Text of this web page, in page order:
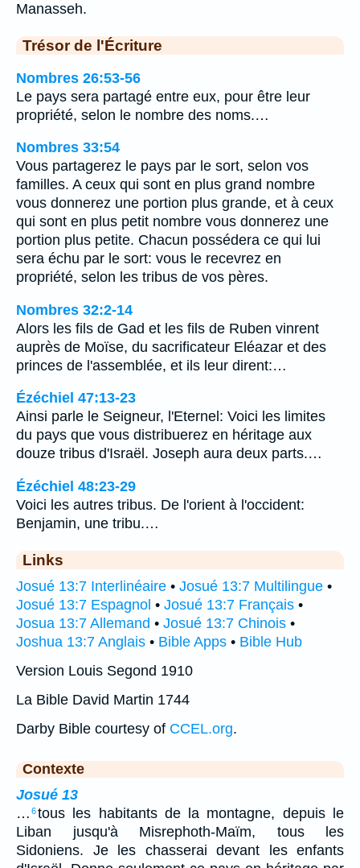
Manasseh.
Trésor de l'Écriture
Nombres 26:53-56
Le pays sera partagé entre eux, pour être leur
propriété, selon le nombre des noms.…
Nombres 33:54
Vous partagerez le pays par le sort, selon vos
familles. A ceux qui sont en plus grand nombre
vous donnerez une portion plus grande, et à ceux
qui sont en plus petit nombre vous donnerez une
portion plus petite. Chacun possédera ce qui lui
sera échu par le sort: vous le recevrez en
propriété, selon les tribus de vos pères.
Nombres 32:2-14
Alors les fils de Gad et les fils de Ruben vinrent
auprès de Moïse, du sacrificateur Eléazar et des
princes de l'assemblée, et ils leur dirent:…
Ézéchiel 47:13-23
Ainsi parle le Seigneur, l'Eternel: Voici les limites
du pays que vous distribuerez en héritage aux
douze tribus d'Israël. Joseph aura deux parts.…
Ézéchiel 48:23-29
Voici les autres tribus. De l'orient à l'occident:
Benjamin, une tribu.…
Links
Josué 13:7 Interlinéaire • Josué 13:7 Multilingue •
Josué 13:7 Espagnol • Josué 13:7 Français •
Josua 13:7 Allemand • Josué 13:7 Chinois •
Joshua 13:7 Anglais • Bible Apps • Bible Hub
Version Louis Segond 1910
La Bible David Martin 1744
Darby Bible courtesy of CCEL.org.
Contexte
Josué 13
… 6tous les habitants de la montagne, depuis le
Liban jusqu'à Misrephoth-Maïm, tous les
Sidoniens. Je les chasserai devant les enfants